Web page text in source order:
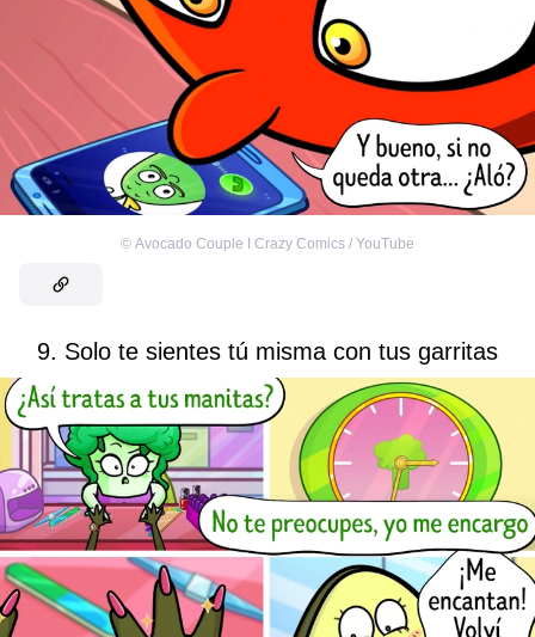
© Avocado Couple I Crazy Comics / YouTube
9. Solo te sientes tú misma con tus garritas